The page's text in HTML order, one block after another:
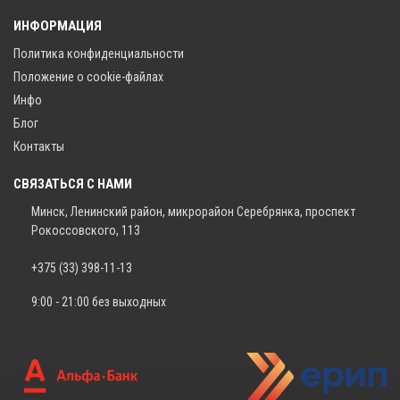
ИНФОРМАЦИЯ
Политика конфиденциальности
Положение о cookie-файлах
Инфо
Блог
Контакты
СВЯЗАТЬСЯ С НАМИ
Минск, Ленинский район, микрорайон Серебрянка, проспект
Рокоссовского, 113
+375 (33) 398-11-13
9:00 - 21:00 без выходных